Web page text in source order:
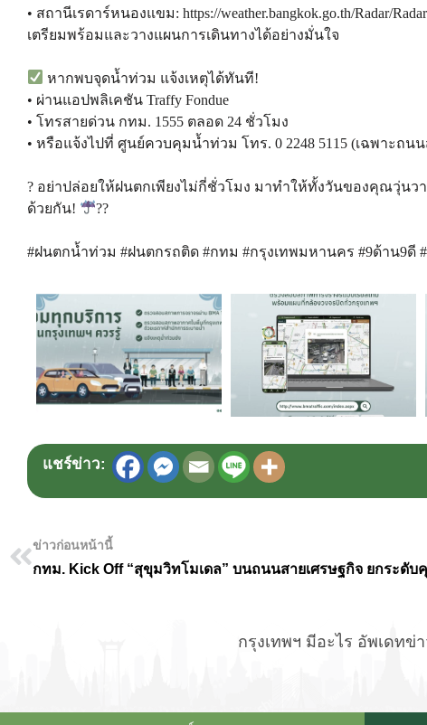
• สถานีเรดาร์หนองแขม: https://weather.bangkok.go.th/Radar/
เตรียมพร้อมและวางแผนการเดินทางได้อย่างมั่นใจ
หากพบจุดน้ำท่วม แจ้งเหตุได้ทันที!
• ผ่านแอปพลิเคชัน Traffy Fondue
• โทรสายด่วน กทม. 1555 ตลอด 24 ชั่วโมง
• หรือแจ้งไปที่ ศูนย์ควบคุมน้ำท่วม โทร. 0 2248 5115 (เฉพาะถน
? อย่าปล่อยให้ฝนตกเพียงไม่กี่ชั่วโมง มาทำให้ทั้งวันของคุณวุ่นว
ด้วยกัน!
??
#ฝนตกน้ำท่วม #ฝนตกรถติด #กทม #กรุงเทพมหานคร #9ด้าน9ดี
แชร์ข่าว:
ข่าวก่อนหน้านี้
กรุงเทพฯ มีอะไร อัพเดท